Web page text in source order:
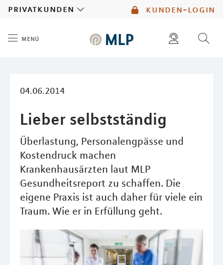
kunden-login
privatkunden
menü
04.06.2014
Lieber selbstständig
Überlastung, Personalengpässe und
Kostendruck machen
Krankenhausärzten laut MLP
Gesundheitsreport zu schaffen. Die
eigene Praxis ist auch daher für viele ein
Traum. Wie er in Erfüllung geht.